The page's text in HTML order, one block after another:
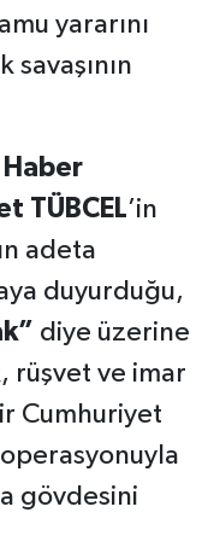
yararını
Haber
TÜBCEL’in
adeta
duyurduğu,
diye üzerine
rüşvet ve imar
Cumhuriyet
operasyonuyla
gövdesini